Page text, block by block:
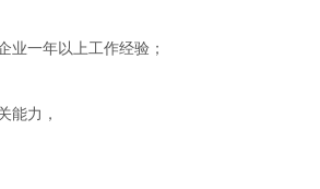
业一年以上工作经验；
能力，